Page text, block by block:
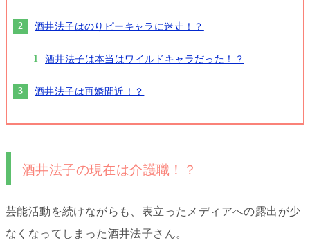
酒井法子はのりピーキャラに迷走！？
酒井法子は本当はワイルドキャラだった！？
酒井法子は再婚間近！？
酒井法子の現在は介護職！？
芸能活動を続けながらも、表立ったメディアへの露出が少
なくなってしまった酒井法子さん。